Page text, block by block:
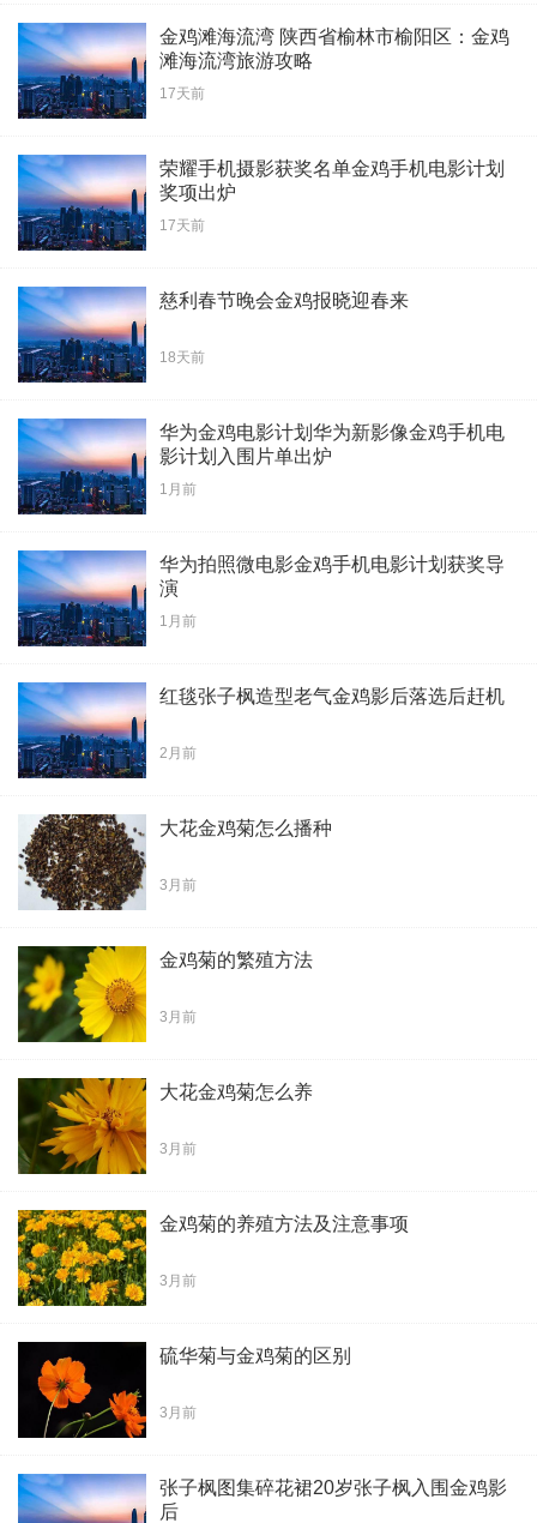
金鸡滩海流湾 陕西省榆林市榆阳区：金鸡
滩海流湾旅游攻略
17天前
荣耀手机摄影获奖名单金鸡手机电影计划
奖项出炉
17天前
慈利春节晚会金鸡报晓迎春来
18天前
华为金鸡电影计划华为新影像金鸡手机电
影计划入围片单出炉
1月前
华为拍照微电影金鸡手机电影计划获奖导
演
1月前
红毯张子枫造型老气金鸡影后落选后赶机
2月前
大花金鸡菊怎么播种
3月前
金鸡菊的繁殖方法
3月前
大花金鸡菊怎么养
3月前
金鸡菊的养殖方法及注意事项
3月前
硫华菊与金鸡菊的区别
3月前
张子枫图集碎花裙20岁张子枫入围金鸡影
后